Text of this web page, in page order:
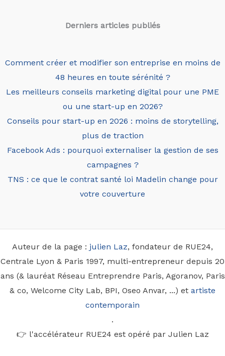
Derniers articles publiés
Comment créer et modifier son entreprise en moins de
48 heures en toute sérénité ?
Les meilleurs conseils marketing digital pour une PME
ou une start-up en 2026?
Conseils pour start-up en 2026 : moins de storytelling,
plus de traction
Facebook Ads : pourquoi externaliser la gestion de ses
campagnes ?
TNS : ce que le contrat santé loi Madelin change pour
votre couverture
Auteur de la page : julien Laz, fondateur de RUE24,
Centrale Lyon & Paris 1997, multi-entrepreneur depuis 20
ans (& lauréat Réseau Entreprendre Paris, Agoranov, Paris
& co, Welcome City Lab, BPI, Oseo Anvar, ...) et artiste
contemporain
.
👉 l'accélérateur RUE24 est opéré par Julien Laz